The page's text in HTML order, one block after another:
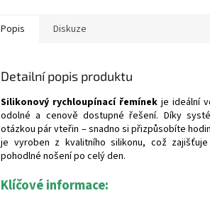
Popis Diskuze
Detailní popis produktu
Silikonový rychloupínací řemínekje ideální
odolné a cenově dostupné řešení. Díky
otázkou pár vteřin – snadno si přizpůsobíte
je vyroben z kvalitního silikonu, což
pohodlné nošení po celý den.
Klíčové informace: